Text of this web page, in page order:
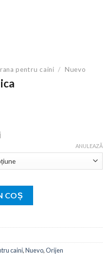
pentru caini / Nuevo
Interval
prețuri:
63,45 lei
până
la
138,46 lei
ANULEAZĂ
COȘ
caini,Nuevo,Orijen